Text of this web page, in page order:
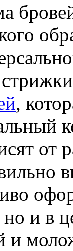
,
но и в
и